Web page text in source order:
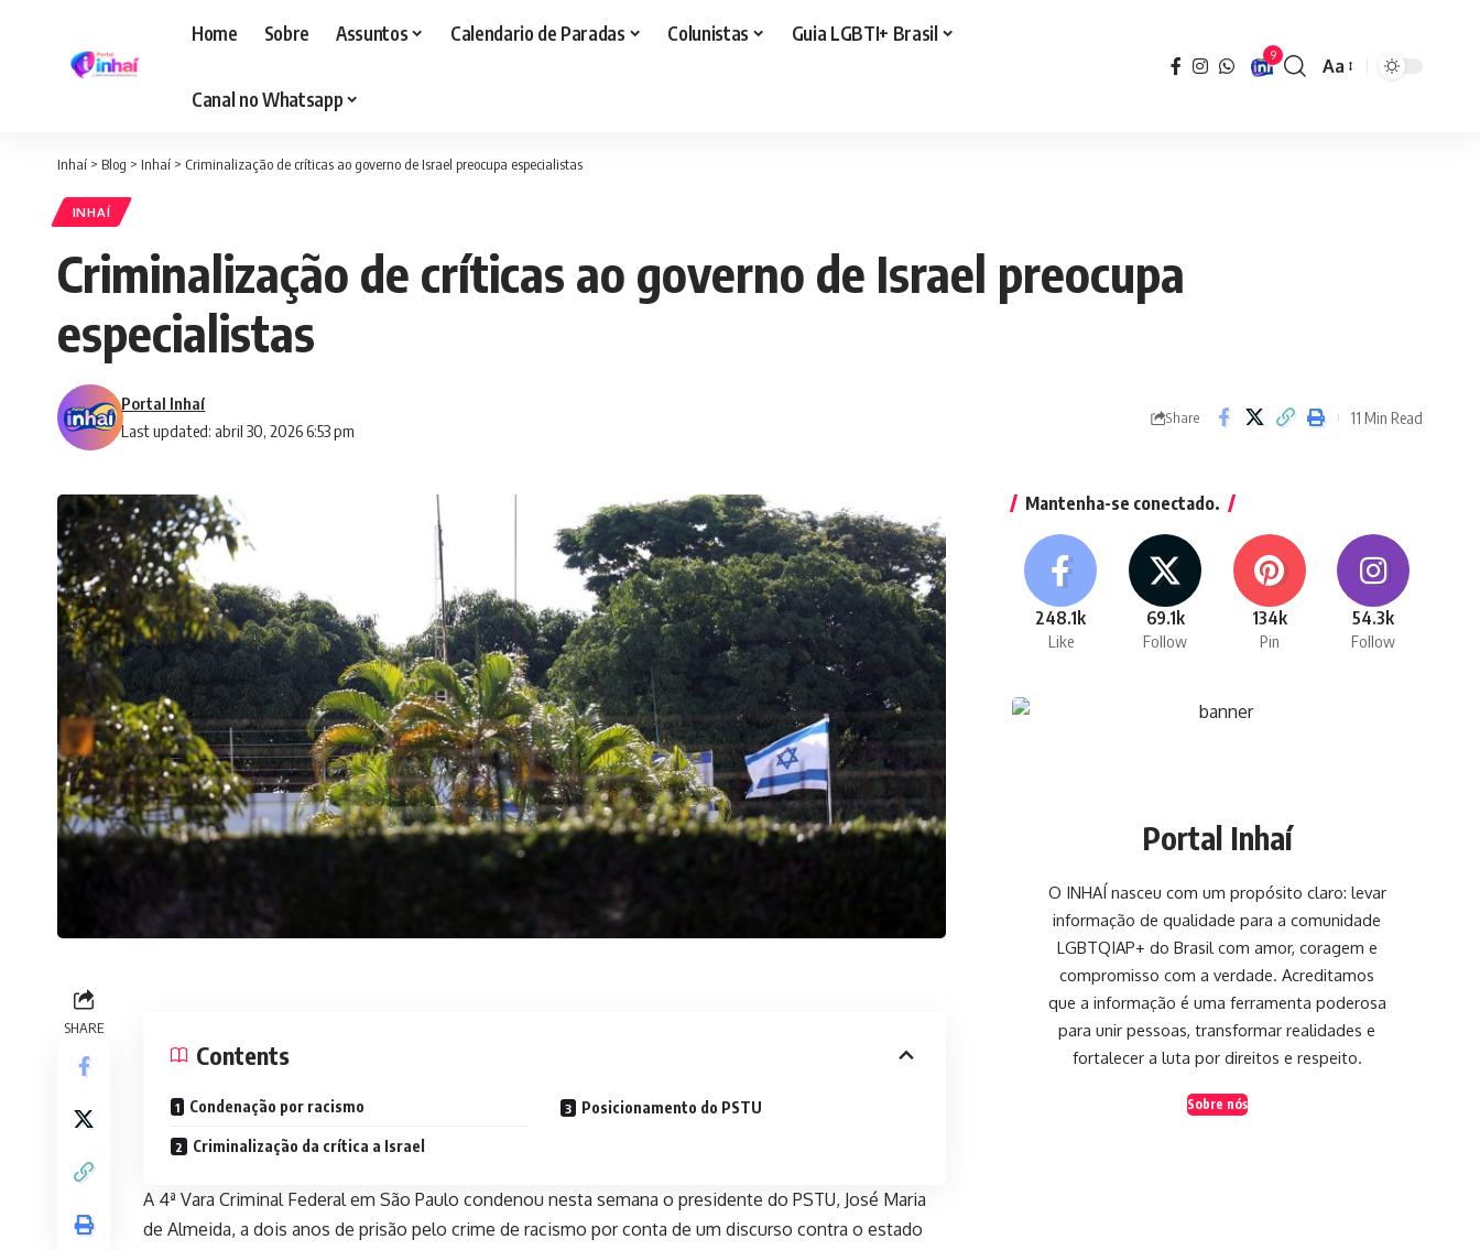
Home Sobre Assuntos Calendario de Paradas Colunistas Guia LGBTI+ Brasil
Canal no Whatsapp
9
Font
Aa
Inhaí > Blog > Inhaí > Criminalização de críticas ao governo de Israel preocupa especialistas
INHAÍ
Criminalização de críticas ao governo de Israel preocupa
especialistas
Last updated: abril 30, 2026 6:53 pm
Portal Inhaí
Share 11 Min Read
SHARE
Contents
Condenação por racismo
Criminalização da crítica a Israel
Posicionamento do PSTU
A 4ª Vara Criminal Federal em São Paulo condenou nesta semana o presidente do PSTU, José Maria
de Almeida, a dois anos de prisão pelo crime de racismo por conta de um discurso contra o estado
Mantenha-se conectado.
248.1k
Like
69.1k
Follow
134k
Pin
54.3k
Follow
Portal Inhaí
O INHAÍ nasceu com um propósito claro: levar
informação de qualidade para a comunidade
LGBTQIAP+ do Brasil com amor, coragem e
compromisso com a verdade. Acreditamos
que a informação é uma ferramenta poderosa
para unir pessoas, transformar realidades e
fortalecer a luta por direitos e respeito.
Sobre nós